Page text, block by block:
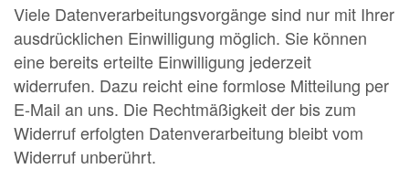
Viele Datenverarbeitungsvorgänge sind nur mit Ihrer
ausdrücklichen Einwilligung möglich. Sie können
eine bereits erteilte Einwilligung jederzeit
widerrufen. Dazu reicht eine formlose Mitteilung per
E-Mail an uns. Die Rechtmäßigkeit der bis zum
Widerruf erfolgten Datenverarbeitung bleibt vom
Widerruf unberührt.